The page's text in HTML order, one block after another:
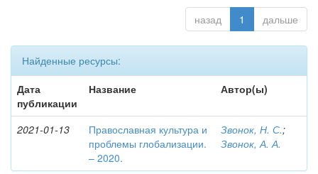
назад 1 дальше
Найденные ресурсы:
Дата
публикации
Название Автор(ы)
2021-01-13
Православная культура и
проблемы глобализации.
– 2020.
Звонок, Н. С.;
Звонок, А. А.